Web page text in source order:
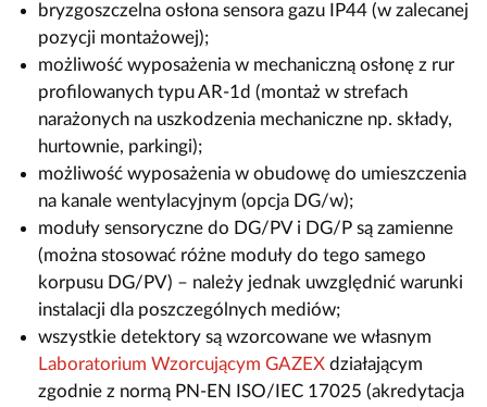
bryzgoszczelna osłona sensora gazu IP44 (w zalecanej
pozycji montażowej);
możliwość wyposażenia w mechaniczną osłonę z rur
profilowanych typu AR-1d (montaż w strefach
narażonych na uszkodzenia mechaniczne np. składy,
hurtownie, parkingi);
możliwość wyposażenia w obudowę do umieszczenia
na kanale wentylacyjnym (opcja DG/w);
moduły sensoryczne do DG/PV i DG/P są zamienne
(można stosować różne moduły do tego samego
korpusu DG/PV) – należy jednak uwzględnić warunki
instalacji dla poszczególnych mediów;
wszystkie detektory są wzorcowane we własnym
Laboratorium Wzorcującym GAZEX działającym
zgodnie z normą PN-EN ISO/IEC 17025 (akredytacja